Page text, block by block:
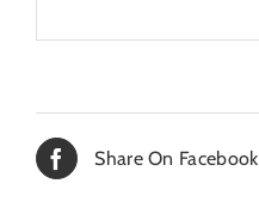
Share On Facebook